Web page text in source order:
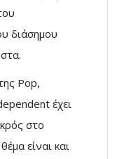
διάσημου
Pop,
έχει
στο
είναι και